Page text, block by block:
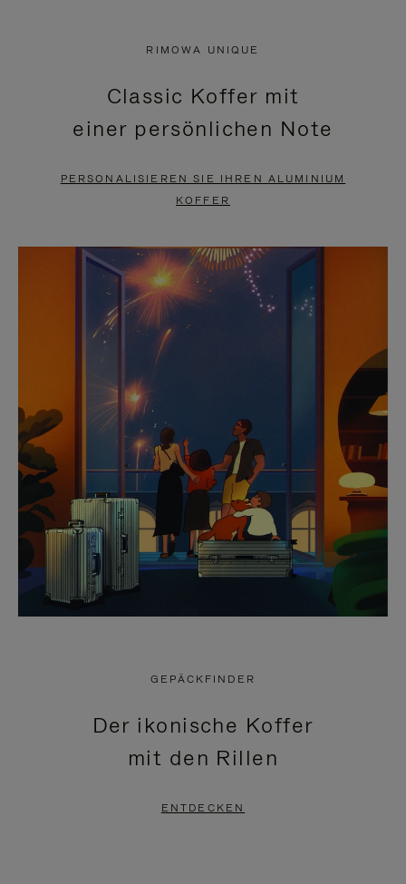
PAUSIERT,
BITTE
DRÜCKEN
ANZUHALTEN
KLICKEN
SIE
ZUM
AUFHEBEN
STUMMSCHALTUNG
RIMOWA UNIQUE
Classic Koffer mit
einer persönlichen Note
PERSONALISIEREN SIE IHREN ALUMINIUM
KOFFER
GEPÄCKFINDER
Der ikonische Koffer
mit den Rillen
ENTDECKEN